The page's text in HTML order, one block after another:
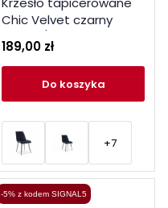
Chic Velvet czarny
stelaż / curry bluvel 68
189,00 zł
do koszyka
+7
-5% z kodem SIGNAL5